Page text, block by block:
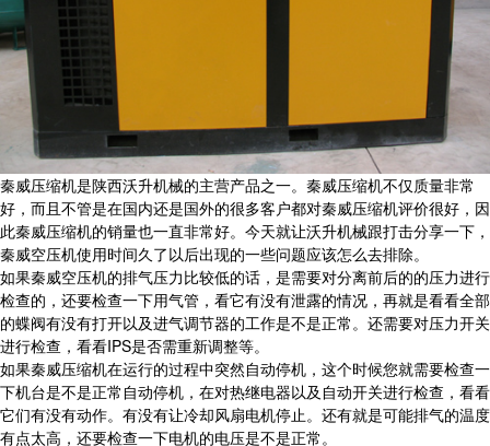
秦威压缩机是陕西沃升机械的主营产品之一。秦威压缩机不仅质量非常
好，而且不管是在国内还是国外的很多客户都对秦威压缩机评价很好，因
此秦威压缩机的销量也一直非常好。今天就让沃升机械跟打击分享一下，
秦威空压机使用时间久了以后出现的一些问题应该怎么去排除。
如果秦威空压机的排气压力比较低的话，是需要对分离前后的的压力进行
检查的，还要检查一下用气管，看它有没有泄露的情况，再就是看看全部
的蝶阀有没有打开以及进气调节器的工作是不是正常。还需要对压力开关
进行检查，看看IPS是否需重新调整等。
如果秦威压缩机在运行的过程中突然自动停机，这个时候您就需要检查一
下机台是不是正常自动停机，在对热继电器以及自动开关进行检查，看看
它们有没有动作。有没有让冷却风扇电机停止。还有就是可能排气的温度
有点太高，还要检查一下电机的电压是不是正常。